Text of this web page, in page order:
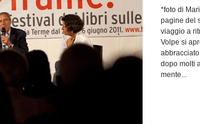
*foto di
pagine del
viaggio a
Volpe si
dopo molti
mente...